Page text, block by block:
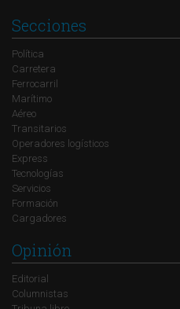
Secciones
Política
Carretera
Ferrocarril
Marítimo
Aéreo
Transitarios
Operadores logísticos
Express
Tecnologías
Servicios
Formación
Cargadores
Opinión
Editorial
Columnistas